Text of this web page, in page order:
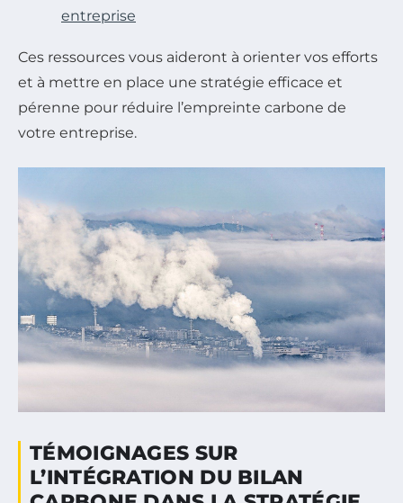
entreprise
Ces ressources vous aideront à orienter vos efforts
et à mettre en place une stratégie efficace et
pérenne pour réduire l’empreinte carbone de
votre entreprise.
TÉMOIGNAGES SUR
L’INTÉGRATION DU BILAN